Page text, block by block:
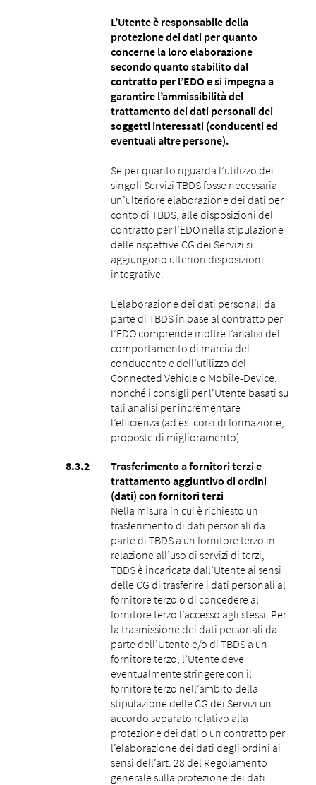
L’Utente è responsabile della
protezione dei dati per quanto
concerne la loro elaborazione
secondo quanto stabilito dal
contratto per l’EDO e si impegna a
garantire l’ammissibilità del
trattamento dei dati personali dei
soggetti interessati (conducenti ed
eventuali altre persone).
Se per quanto riguarda l’utilizzo dei
singoli Servizi TBDS fosse necessaria
un’ulteriore elaborazione dei dati per
conto di TBDS, alle disposizioni del
contratto per l’EDO nella stipulazione
delle rispettive CG dei Servizi si
aggiungono ulteriori disposizioni
integrative.
L’elaborazione dei dati personali da
parte di TBDS in base al contratto per
l’EDO comprende inoltre l’analisi del
comportamento di marcia del
conducente e dell’utilizzo del
Connected Vehicle o Mobile-Device,
nonché i consigli per l’Utente basati su
tali analisi per incrementare
l’efficienza (ad es. corsi di formazione,
proposte di miglioramento).
Trasferimento a fornitori terzi e
trattamento aggiuntivo di ordini
(dati) con fornitori terzi
Nella misura in cui è richiesto un
trasferimento di dati personali da
parte di TBDS a un fornitore terzo in
relazione all’uso di servizi di terzi,
TBDS è incaricata dall’Utente ai sensi
delle CG di trasferire i dati personali al
fornitore terzo o di concedere al
fornitore terzo l’accesso agli stessi. Per
la trasmissione dei dati personali da
parte dell’Utente e/o di TBDS a un
fornitore terzo, l’Utente deve
eventualmente stringere con il
fornitore terzo nell’ambito della
stipulazione delle CG dei Servizi un
accordo separato relativo alla
protezione dei dati o un contratto per
l’elaborazione dei dati degli ordini ai
sensi dell’art. 28 del Regolamento
generale sulla protezione dei dati.